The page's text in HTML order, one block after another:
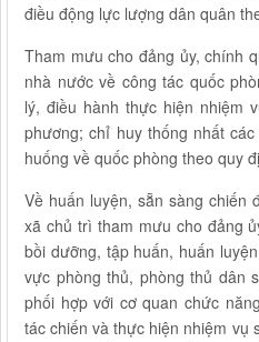
điều động lực lượng dân quân
Tham mưu cho đảng ủy, chính
nhà nước về công tác quốc
lý, điều hành thực hiện nhiệm
phương; chỉ huy thống nhất
huống về quốc phòng theo quy
Về huấn luyện, sẵn sàng chiến
xã chủ trì tham mưu cho đảng
bồi dưỡng, tập huấn, huấn
vực phòng thủ, phòng thủ dân
phối hợp với cơ quan chức
tác chiến và thực hiện nhiệm vụ